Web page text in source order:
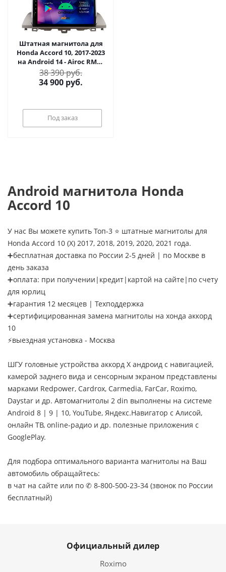
Штатная магнитола для
Honda Accord 10, 2017-2023
на Android 14 - Airoc RMN-
1928
38 390 руб.
34 900 руб.
Под заказ
Android магнитола Honda
Accord 10
У нас Вы можете купить Топ-3 ⭐ штатные магнитолы для
Honda Accord 10 (X) 2017, 2018, 2019, 2020, 2021 года.
➕бесплатная доставка по России 2-5 дней | по Москве в
день заказа
➕оплата: при получении|кредит|картой на сайте|по счету
для юрлиц
➕гарантия 12 месяцев | Техподдержка
➕сертифицированная замена магнитолы на хонда аккорд
10
⚡выездная установка - Москва
ШГУ головные устройства аккорд X андроид с навигацией,
камерой заднего вида и сенсорным экраном представлены
марками Redpower, Cardrox, Carmedia, FarCar, Roximo,
Daystar и др. Автомагнитолы 2 din выполнены на системе
Android 8 | 9 | 10, YouTube, Яндекс.Навигатор с Алисой,
онлайн ТВ, online-радио и др. полезные приложения с
GooglePlay.
Для подбора оптимального варианта магнитолы на Ваш
автомобиль обращайтесь:
в чат на сайте или по ✆ 8-800-500-23-34 (звонок по России
бесплатный)
Официальный дилер
Roximo